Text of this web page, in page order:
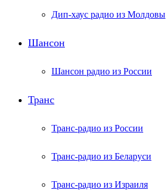
Дип-хаус радио из Молдовы
Шансон
Шансон радио из России
Транс
Транс-радио из России
Транс-радио из Беларуси
Транс-радио из Израиля